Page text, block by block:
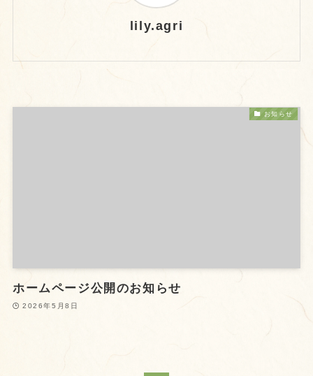
lily.agri
お知らせ
ホームページ公開のお知らせ
2026年5月8日